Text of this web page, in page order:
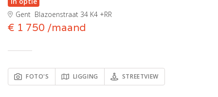
Gent Blazoenstraat 34 K4 +RR
€ 1 750 /maand
FOTO'S LIGGING STREETVIEW